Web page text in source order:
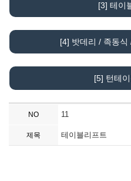
[3] 테이
[4] 밧데리 / 족동식
[5] 턴테
NO 11
제목 테이블리프트